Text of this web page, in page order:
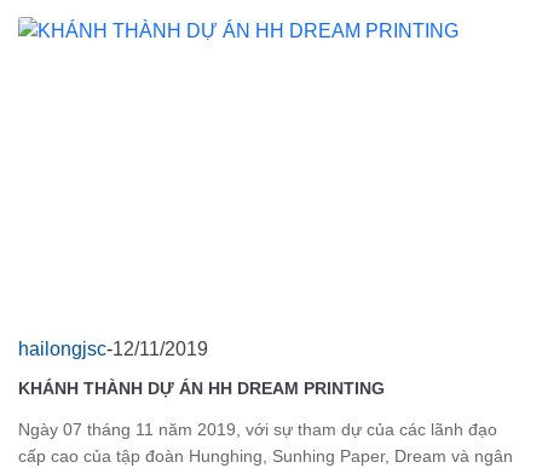
hailongjsc-12/11/2019
KHÁNH THÀNH DỰ ÁN HH DREAM PRINTING
Ngày 07 tháng 11 năm 2019, với sự tham dự của các lãnh đạo
cấp cao của tập đoàn Hunghing, Sunhing Paper, Dream và ngân